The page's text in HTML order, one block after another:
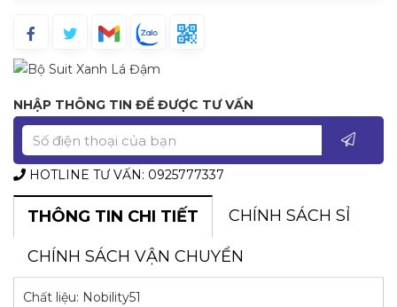
NHẬP THÔNG TIN ĐỂ ĐƯỢC TƯ VẤN
HOTLINE TƯ VẤN: 0925777337
THÔNG TIN CHI TIẾT CHÍNH SÁCH SỈ
CHÍNH SÁCH VẬN CHUYỂN
Chất liệu: Nobility51